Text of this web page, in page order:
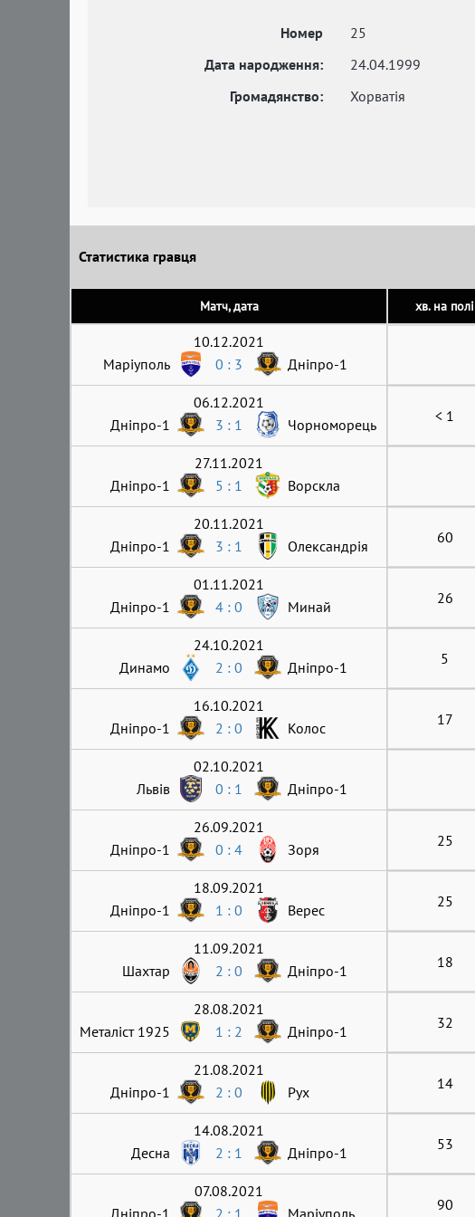
Номер
25
Дата народження:
24.04.1999
Громадянство:
Хорватія
Статистика гравця
Матч, дата хв. на полі
10.12.2021
Маріуполь
0 : 3 Дніпро-1
06.12.2021
Дніпро-1
3 : 1 Чорноморець < 1
27.11.2021
Дніпро-1
5 : 1 Ворскла
20.11.2021
Дніпро-1
3 : 1 Олександрія 60
01.11.2021
Дніпро-1
4 : 0 Минай 26
24.10.2021
Динамо
2 : 0 Дніпро-1 5
16.10.2021
Дніпро-1
2 : 0 Колос 17
02.10.2021
Львів
0 : 1 Дніпро-1
26.09.2021
Дніпро-1
0 : 4 Зоря 25
18.09.2021
Дніпро-1
1 : 0 Верес 25
11.09.2021
Шахтар
2 : 0 Дніпро-1 18
28.08.2021
Металіст 1925
1 : 2 Дніпро-1 32
21.08.2021
Дніпро-1
2 : 0 Рух 14
14.08.2021
Десна
2 : 1 Дніпро-1 53
07.08.2021
Дніпро-1
2 : 1 Маріуполь 90